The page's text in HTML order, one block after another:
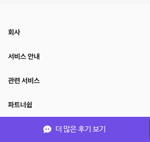
더 많은 후기 보기
회사
서비스 안내
관련 서비스
파트너쉽
서비스 제공 국가